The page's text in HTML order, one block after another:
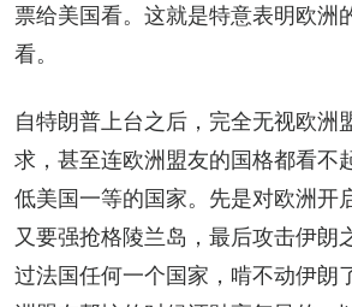
票给美国看。这就是特意表明欧洲
看。
自特朗普上台之后，完全无视欧洲
求，甚至连欧洲盟友的国格都看不
低美国一等的国家。先是对欧洲开
又要强抢格陵兰岛，最后攻击伊朗
过法国任何一个国家，啃不动伊朗